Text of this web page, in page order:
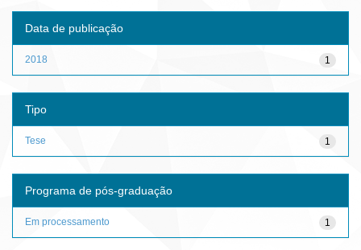
Data de publicação
1
2018
Tipo
1
Tese
Programa de pós-graduação
1
Em processamento